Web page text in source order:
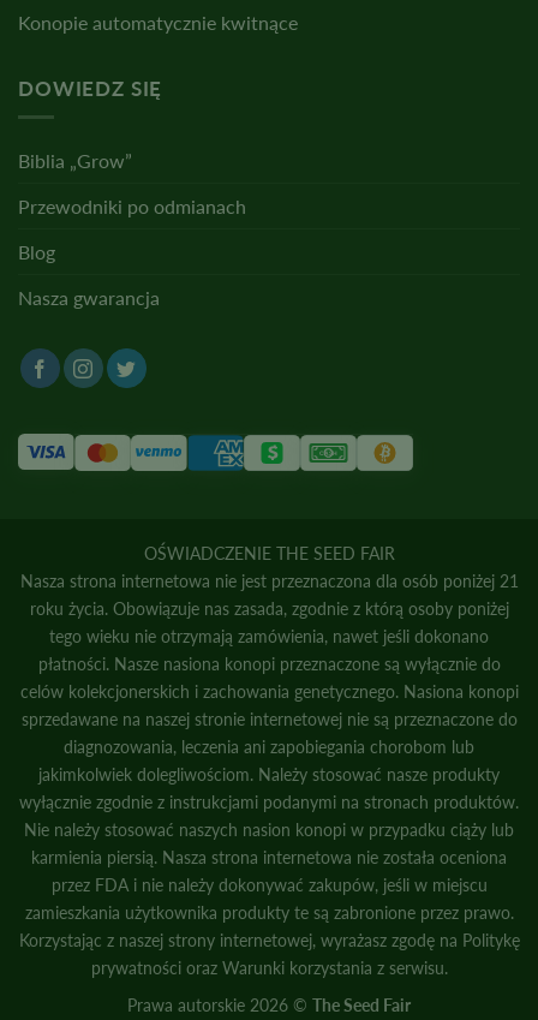
Konopie automatycznie kwitnące
DOWIEDZ SIĘ
Biblia „Grow”
Przewodniki po odmianach
Blog
Nasza gwarancja
OŚWIADCZENIE THE SEED FAIR
Nasza strona internetowa nie jest przeznaczona dla osób poniżej 21
roku życia. Obowiązuje nas zasada, zgodnie z którą osoby poniżej
tego wieku nie otrzymają zamówienia, nawet jeśli dokonano
płatności. Nasze nasiona konopi przeznaczone są wyłącznie do
celów kolekcjonerskich i zachowania genetycznego. Nasiona konopi
sprzedawane na naszej stronie internetowej nie są przeznaczone do
diagnozowania, leczenia ani zapobiegania chorobom lub
jakimkolwiek dolegliwościom. Należy stosować nasze produkty
wyłącznie zgodnie z instrukcjami podanymi na stronach produktów.
Nie należy stosować naszych nasion konopi w przypadku ciąży lub
karmienia piersią. Nasza strona internetowa nie została oceniona
przez FDA i nie należy dokonywać zakupów, jeśli w miejscu
zamieszkania użytkownika produkty te są zabronione przez prawo.
Korzystając z naszej strony internetowej, wyrażasz zgodę na Politykę
prywatnościoraz Warunki korzystania z serwisu.
Prawa autorskie 2026 © The Seed Fair